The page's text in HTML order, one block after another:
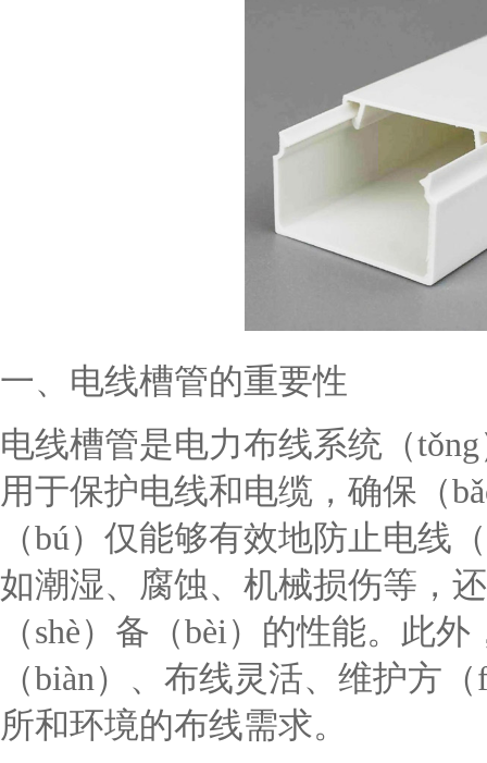
一、电线槽管的重要性
电线槽管是电力布线系统（
用于保护电线和电缆，确保（
（bú）仅能够有效地防止电线
如潮湿、腐蚀、机械损伤等，
（shè）备（bèi）的性能。此
（biàn）、布线灵活、维护方
所和环境的布线需求。